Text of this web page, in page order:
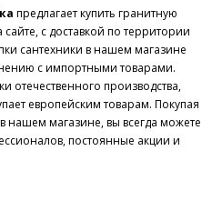
предлагает купить гранитную
с доставкой по территории
сантехники в нашем магазине
с импортными товарами.
производства,
европейским товарам. Покупая
нашем магазине, вы всегда можете
постоянные акции и